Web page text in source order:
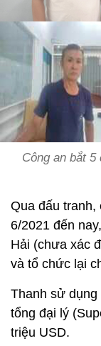
Công an bắt
Qua đấu
6/2021 đến
Hải (chưa xác
và tổ chức lại
Thanh sử dụng
tổng đại lý
triệu USD.